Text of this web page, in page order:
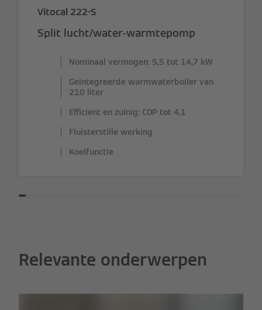
Vitocal 222-S
Split lucht/water-warmtepomp
Nominaal vermogen: 5,5 tot 14,7 kW
Geïntegreerde warmwaterboiler van
210 liter
Efficient en zuinig: COP tot 4,1
Fluisterstille werking
Koelfunctie
Relevante onderwerpen